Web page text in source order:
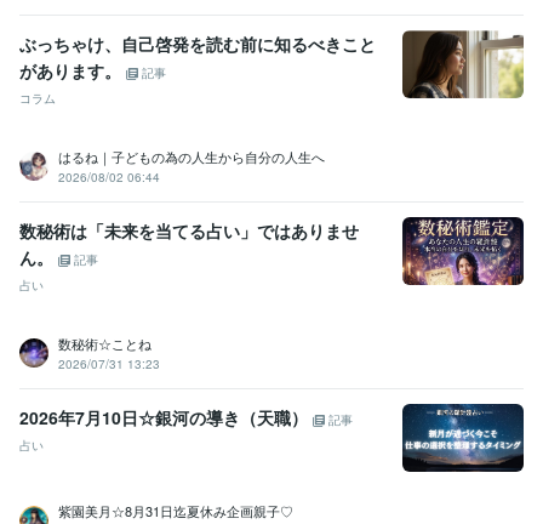
ぶっちゃけ、自己啓発を読む前に知るべきこと
があります。
記事
コラム
はるね｜子どもの為の人生から自分の人生へ
2026/08/02 06:44
数秘術は「未来を当てる占い」ではありませ
ん。
記事
占い
数秘術☆ことね
2026/07/31 13:23
2026年7月10日☆銀河の導き（天職）
記事
占い
紫園美月☆8月31日迄夏休み企画親子♡